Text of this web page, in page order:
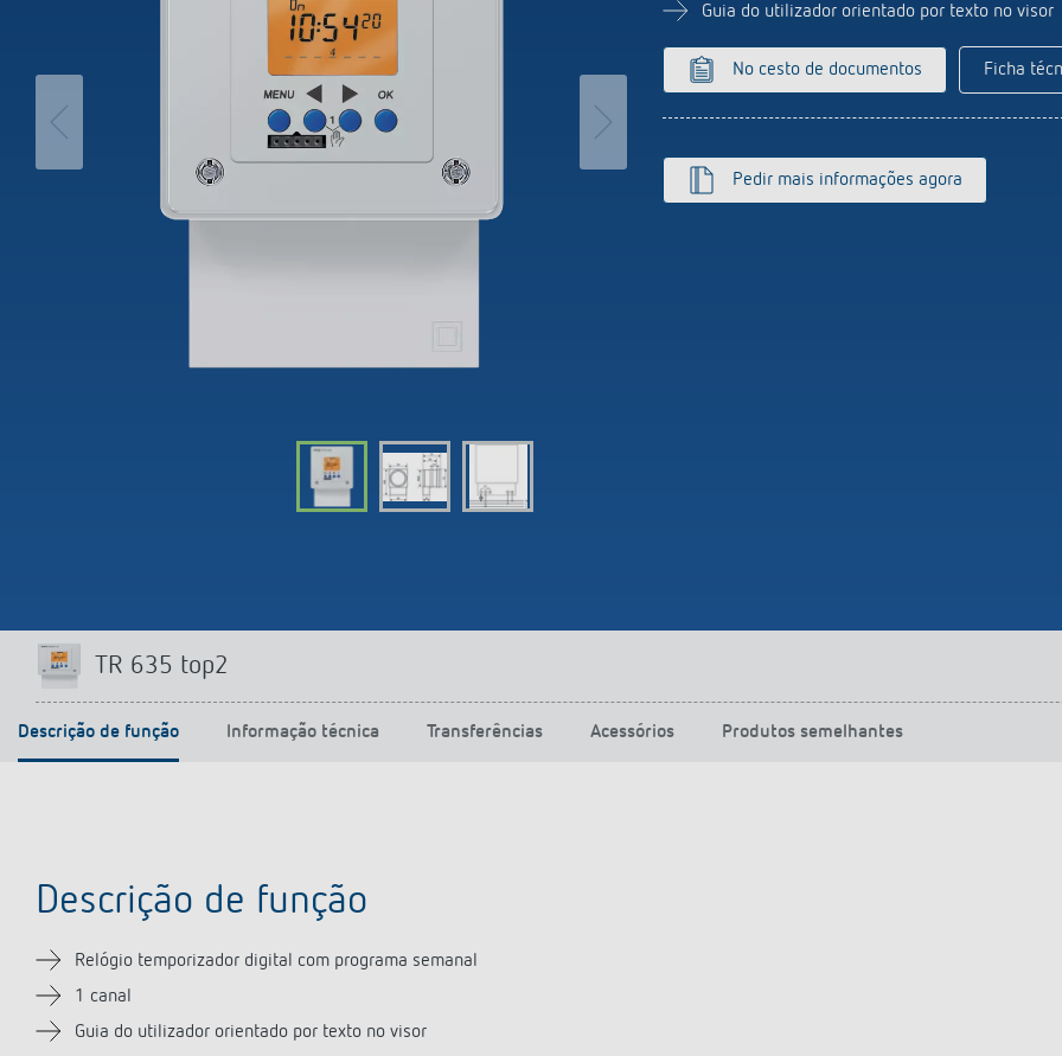
Sistema de sensores
Guia do utilizador orientado por texto no visor
No cesto de documentos Ficha
Pedir mais informações agora
TR 635 top2
Descrição de função Informação técnica Transferências Acessórios Produtos semelhantes
Descrição de função
Relógio temporizador digital com programa semanal
1 canal
Guia do utilizador orientado por texto no visor